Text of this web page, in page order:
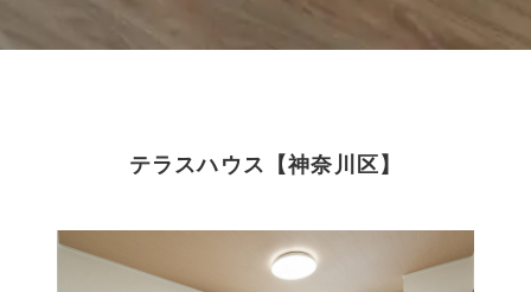
テラスハウス【神奈川区】